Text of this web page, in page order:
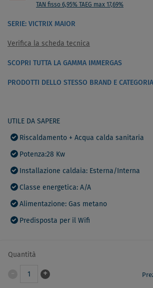
TAN fisso 6,95% TAEG max 17,69%
SERIE: VICTRIX MAIOR
Verifica la scheda tecnica
SCOPRI TUTTA LA GAMMA IMMERGAS
PRODOTTI DELLO STESSO BRAND E CATEGORIA
UTILE DA SAPERE
Riscaldamento + Acqua calda sanitaria
Potenza:28 Kw
Installazione caldaia: Esterna/Interna
Classe energetica: A/A
Alimentazione: Gas metano
Predisposta per il Wifi
Quantità
1 +